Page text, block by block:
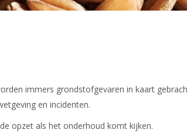
immers grondstofgevaren in kaart
en incidenten.
opzet als het onderhoud komt kijken.